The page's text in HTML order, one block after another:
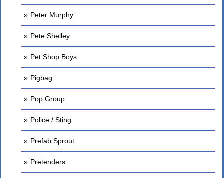
Peter Murphy
Pete Shelley
Pet Shop Boys
Pigbag
Pop Group
Police / Sting
Prefab Sprout
Pretenders